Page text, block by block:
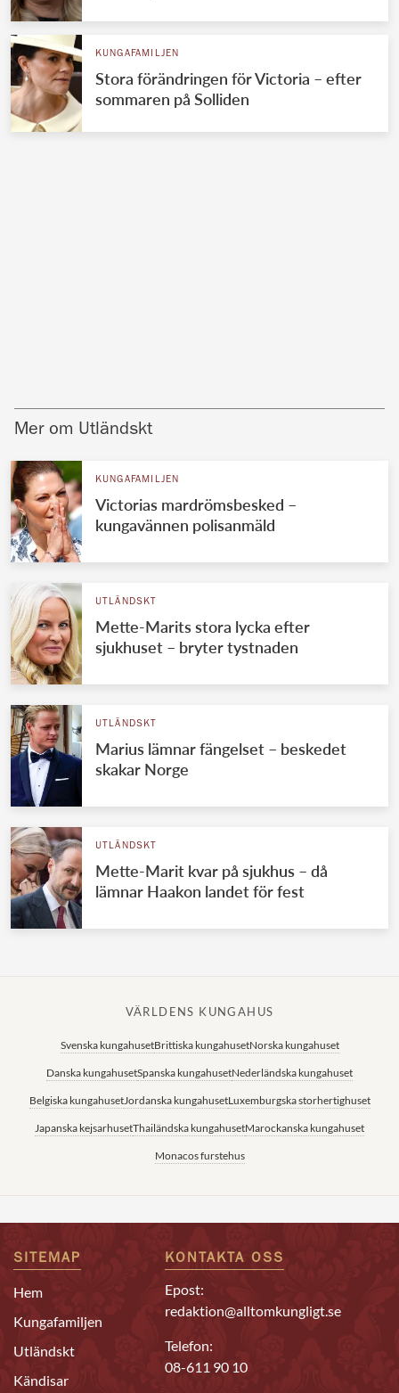
KUNGAFAMILJEN
Stora förändringen för Victoria – efter
sommaren på Solliden
Mer om Utländskt
KUNGAFAMILJEN
Victorias mardrömsbesked –
kungavännen polisanmäld
UTLÄNDSKT
Mette-Marits stora lycka efter
sjukhuset – bryter tystnaden
UTLÄNDSKT
Marius lämnar fängelset – beskedet
skakar Norge
UTLÄNDSKT
Mette-Marit kvar på sjukhus – då
lämnar Haakon landet för fest
VÄRLDENS KUNGAHUS
Svenska kungahusetBrittiska kungahusetNorska kungahuset
Danska kungahusetSpanska kungahusetNederländska kungahuset
Belgiska kungahusetJordanska kungahusetLuxemburgska storhertighuset
Japanska kejsarhusetThailändska kungahusetMarockanska kungahuset
Monacos furstehus
SITEMAP
Hem
Kungafamiljen
Utländskt
Kändisar
KONTAKTA OSS
Epost:
redaktion@alltomkungligt.se
Telefon:
08-611 90 10